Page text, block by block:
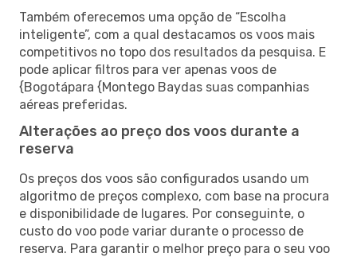
Também oferecemos uma opção de “Escolha
inteligente”, com a qual destacamos os voos mais
competitivos no topo dos resultados da pesquisa. E
pode aplicar filtros para ver apenas voos de
{Bogotápara {Montego Baydas suas companhias
aéreas preferidas.
Alterações ao preço dos voos durante a
reserva
Os preços dos voos são configurados usando um
algoritmo de preços complexo, com base na procura
e disponibilidade de lugares. Por conseguinte, o
custo do voo pode variar durante o processo de
reserva. Para garantir o melhor preço para o seu voo